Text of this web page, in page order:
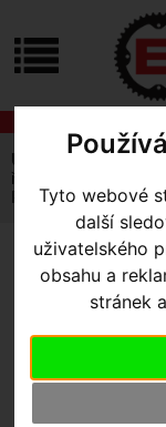
Tyto webové
další
uživatelského
obsahu a
stránek
Úvodní strana
řetěz SRAM RED
POWERLOCK, 12/
ŘETĚZ
12/13